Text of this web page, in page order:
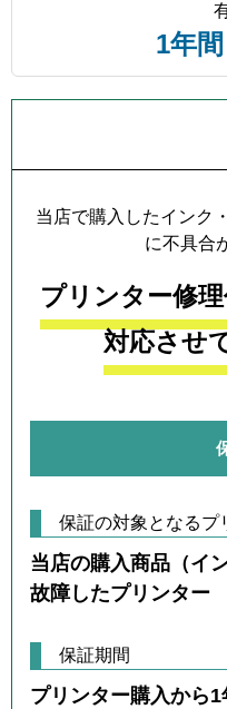
1年間
当店で購入したインク
に不具合
プリンター修
対応させ
保証の対象となるプ
当店の購入商品（イ
故障したプリンター
保証期間
プリンター購入から1